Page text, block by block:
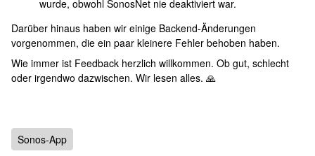
wurde, obwohl SonosNet nie deaktiviert war.
Darüber hinaus haben wir einige Backend-Änderungen
vorgenommen, die ein paar kleinere Fehler behoben haben.
Wie immer ist Feedback herzlich willkommen. Ob gut, schlecht
oder irgendwo dazwischen. Wir lesen alles. 🙏
Sonos-App